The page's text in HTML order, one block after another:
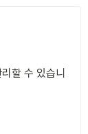
할 수 있습니